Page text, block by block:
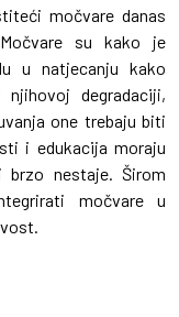
močvare danas
su kako je
u natjecanju kako
degradaciji,
one trebaju biti
i edukacija moraju
nestaje. Širom
močvare u